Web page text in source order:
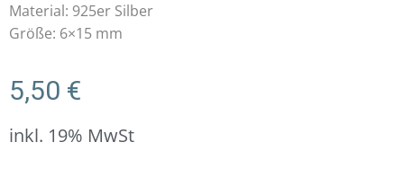
Material: 925er Silber
Größe: 6×15 mm
5,50 €
inkl. 19% MwSt